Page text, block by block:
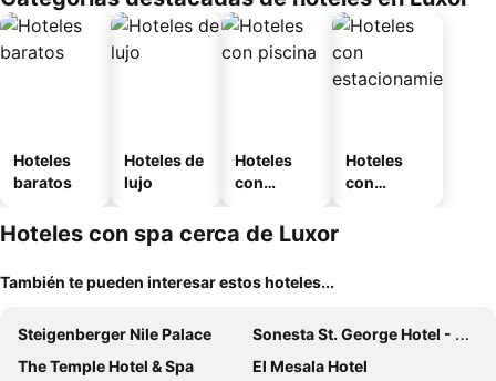
Hoteles
baratos
Hoteles de
lujo
Hoteles
con
Hoteles
con
Hoteles con spa cerca de Luxor
También te pueden interesar estos hoteles...
Steigenberger Nile Palace
Sonesta St. George Hotel - Convention Center
The Temple Hotel & Spa
El Mesala Hotel